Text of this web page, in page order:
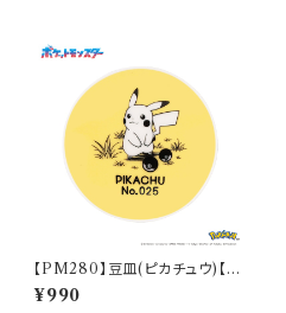
【PM280】豆皿(ピカチュウ)【D
aily Sketch】PM284-333
¥990